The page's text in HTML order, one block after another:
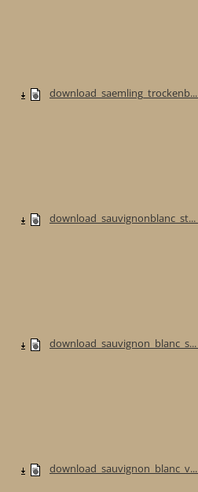
download_saemling_trockenb...
download_sauvignonblanc_st...
download_sauvignon_blanc_s...
download_sauvignon_blanc_v...